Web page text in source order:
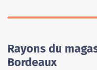
Rayons du
Bordeaux